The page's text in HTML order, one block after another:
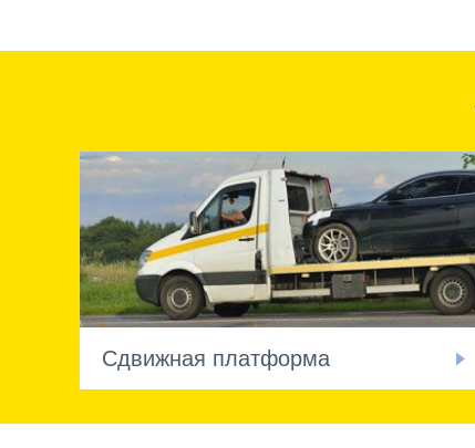
Сдвижная платформа